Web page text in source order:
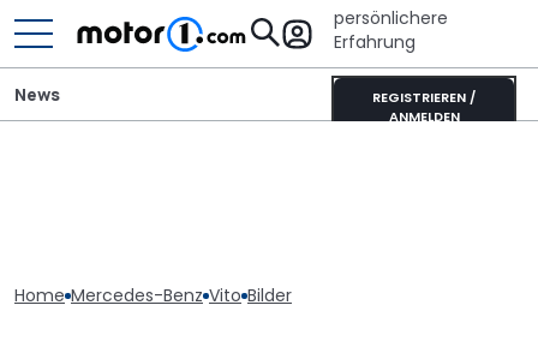
persönlichere
Erfahrung
REGISTRIEREN /
ANMELDEN
News
Home Mercedes-Benz Vito Bilder